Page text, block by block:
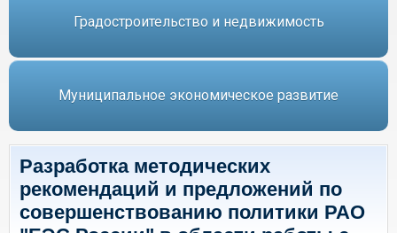
Градостроительство и недвижимость
Муниципальное экономическое развитие
Разработка методических
рекомендаций и предложений по
совершенствованию политики РАО